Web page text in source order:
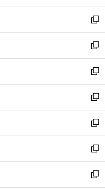
開
く
ウ
で
開
く
ン
ド
ウ
で
開
く
ウ
ィ
ン
ド
ウ
で
開
く
新
し
い
ウ
ィ
ン
ド
ウ
で
開
く
新
し
い
ウ
ィ
ン
ド
ウ
で
開
く
新
し
い
ウ
ィ
ン
ド
ウ
で
新
し
い
ウ
ィ
ン
ド
新
し
い
ウ
ィ
新
し
い
新